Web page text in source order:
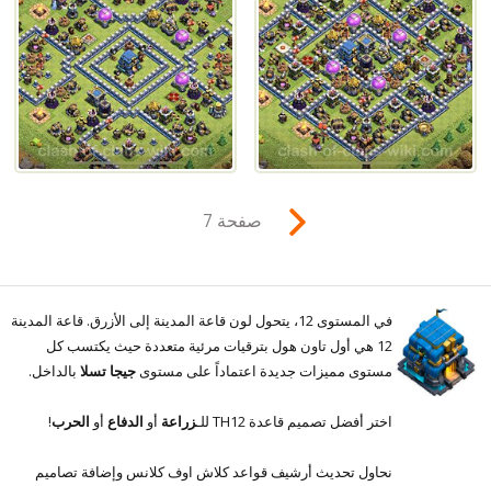
صفحة 7
في المستوى 12، يتحول لون قاعة المدينة إلى الأزرق. قاعة المدينة
12 هي أول تاون هول بترقيات مرئية متعددة حيث يكتسب كل
مستوى مميزات جديدة اعتماداً على مستوىجيجا تسلا بالداخل.
اختر أفضل تصميم قاعدة TH12 للـ زراعة أو الدفاع أو الحرب!
نحاول تحديث أرشيف قواعد كلاش اوف كلانس وإضافة تصاميم